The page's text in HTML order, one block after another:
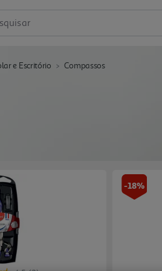
e Escritório Compassos
-18%